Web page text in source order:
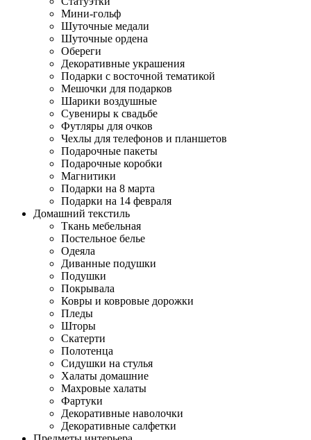
Мини-гольф
Шуточные медали
Шуточные ордена
Обереги
Декоративные украшения
Подарки с восточной тематикой
Мешочки для подарков
Шарики воздушные
Сувениры к свадьбе
Футляры для очков
Чехлы для телефонов и планшетов
Подарочные пакеты
Подарочные коробки
Магнитики
Подарки на 8 марта
Подарки на 14 февраля
Домашний текстиль
Ткань мебельная
Постельное белье
Одеяла
Диванные подушки
Подушки
Покрывала
Ковры и ковровые дорожки
Пледы
Шторы
Скатерти
Полотенца
Сидушки на стулья
Халаты домашние
Махровые халаты
Фартуки
Декоративные наволочки
Декоративные салфетки